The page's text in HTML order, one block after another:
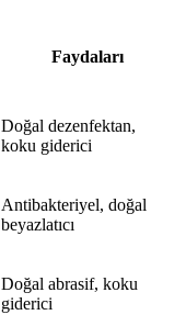
Faydaları
Doğal dezenfektan,
koku giderici
Antibakteriyel, doğal
beyazlatıcı
Doğal abrasif, koku
giderici